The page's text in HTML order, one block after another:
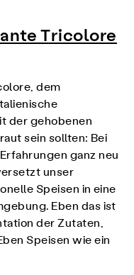
Tricolore
dem
der gehobenen
sein sollten: Bei
ganz neu
unser
Speisen in eine
Eben das ist
der Zutaten,
Speisen wie ein